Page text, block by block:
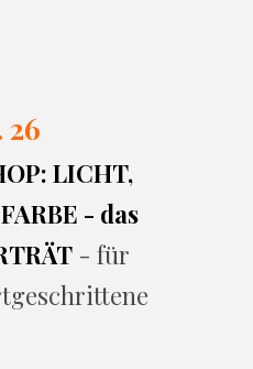
26
LICHT,
- das
- für